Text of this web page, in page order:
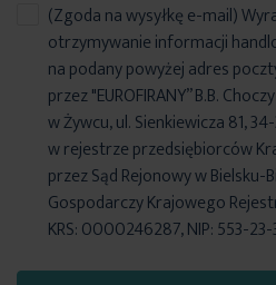
(Zgoda na wysyłkę e-mail)
otrzymywanie informacji
na podany powyżej adres
przez "EUROFIRANY” B.B.
w Żywcu, ul. Sienkiewicza 81,
w rejestrze przedsiębiorców
przez Sąd Rejonowy w Bielsku-
Gospodarczy Krajowego
KRS: 0000246287, NIP: 553-